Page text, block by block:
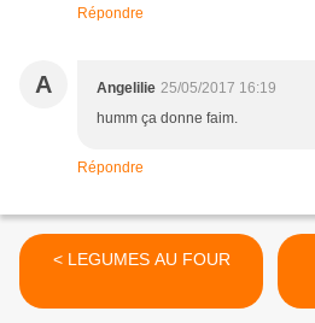
Répondre
A Angelilie 25/05/2017 16:19
humm ça donne faim.
Répondre
< LEGUMES AU FOUR